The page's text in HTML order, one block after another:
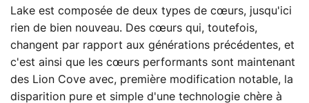
Lake est composée de deux types de cœurs, jusqu'ici
rien de bien nouveau. Des cœurs qui, toutefois,
changent par rapport aux générations précédentes, et
c'est ainsi que les cœurs performants sont maintenant
des Lion Cove avec, première modification notable, la
disparition pure et simple d'une technologie chère à